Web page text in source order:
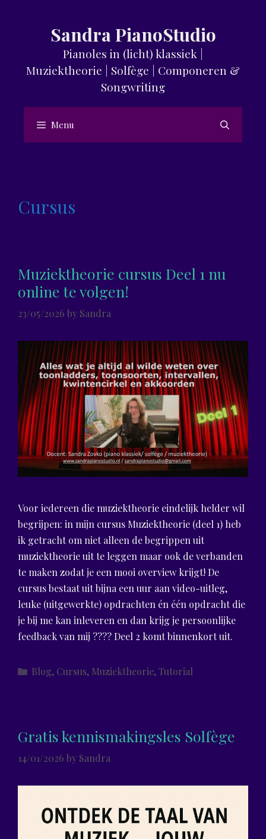
Sandra PianoStudio
Pianoles in (licht) klassiek |
Muziektheorie | Solfège | Componeren &
Songwriting
Menu
Cursus
Muziektheorie cursus Deel 1 nu
online te volgen!
23/05/2026 by Sandra
Voor iedereen die muziektheorie eindelijk helder wil
begrijpen: in mijn cursus Muziektheorie (deel 1) heb
ik getracht om niet alleen de begrippen uit
muziektheorie uit te leggen maar ook de verbanden
te maken zodat je een mooi overview krijgt! De
cursus bestaat uit bijna een uur aan video-uitleg,
leuke (uitgewerkte) opdrachten én één opdracht die
je bij me kan inleveren en dan krijg je persoonlijke
feedback van mij ???? Deel 2 komt binnenkort uit.
Categories
Blog, Cursus, Muziektheorie,Tutorial
Gratis kennismakingsles Solfège
14/01/2026 by Sandra